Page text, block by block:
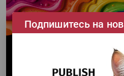
Подпишитесь на